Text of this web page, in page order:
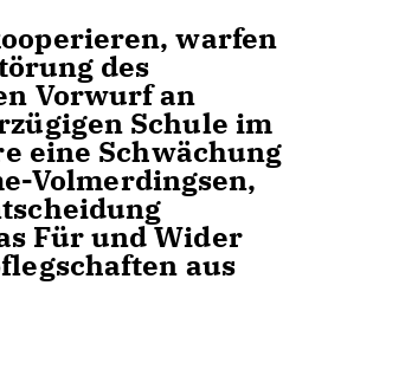
warfen
des
Vorwurf an
Schule im
eine Schwächung
Volmerdingsen,
Für und Wider
aus